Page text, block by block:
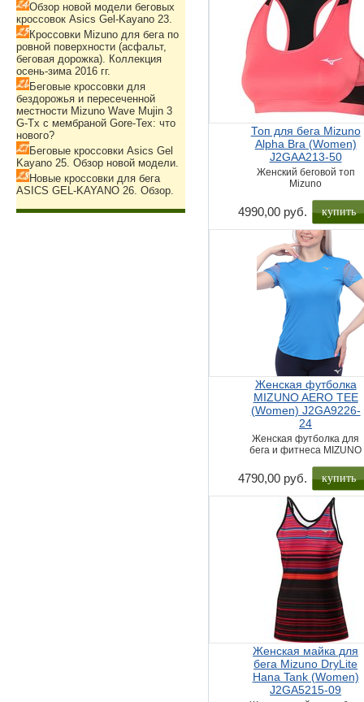
Топ для бега Mizuno
Alpha Bra (Women)
J2GAA213-50
Женский беговой топ
Mizuno
4990,00 руб. купить
Женская футболка
MIZUNO AERO TEE
(Women) J2GA9226-
24
Женская футболка для
бега и фитнеса MIZUNO
4790,00 руб. купить
Женская майка для
бега Mizuno DryLite
Hana Tank (Women)
J2GA5215-09
Обзор новой модели беговых
кроссовок Asics Gel-Kayano 23.
Кроссовки Mizuno для бега по
ровной поверхности (асфальт,
беговая дорожка). Коллекция
осень-зима 2016 гг.
Беговые кроссовки для
бездорожья и пересеченной
местности Mizuno Wave Mujin 3
G-Tx с мембраной Gore-Tex: что
нового?
Беговые кроссовки Asics Gel
Kayano 25. Обзор новой модели.
Новые кроссовки для бега
ASICS GEL-KAYANO 26. Обзор.